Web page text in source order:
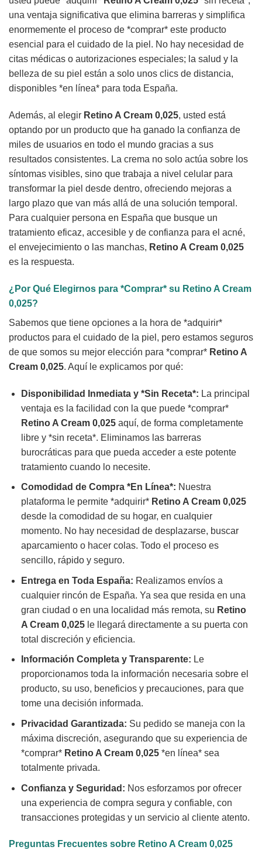
una ventaja significativa que elimina barreras y simplifica
enormemente el proceso de *comprar* este producto
esencial para el cuidado de la piel. No hay necesidad de
citas médicas o autorizaciones especiales; la salud y la
belleza de su piel están a solo unos clics de distancia,
disponibles *en línea* para toda España.
Además, al elegir Retino A Cream 0,025, usted está
optando por un producto que ha ganado la confianza de
miles de usuarios en todo el mundo gracias a sus
resultados consistentes. La crema no solo actúa sobre los
síntomas visibles, sino que trabaja a nivel celular para
transformar la piel desde dentro, ofreciendo mejoras a
largo plazo que van más allá de una solución temporal.
Para cualquier persona en España que busque un
tratamiento eficaz, accesible y de confianza para el acné,
el envejecimiento o las manchas, Retino A Cream 0,025
es la respuesta.
¿Por Qué Elegirnos para *Comprar* su Retino A Cream
0,025?
Sabemos que tiene opciones a la hora de *adquirir*
productos para el cuidado de la piel, pero estamos seguros
de que somos su mejor elección para *comprar* Retino A
Cream 0,025. Aquí le explicamos por qué:
Disponibilidad Inmediata y *Sin Receta*: La principal
ventaja es la facilidad con la que puede *comprar*
Retino A Cream 0,025aquí, de forma completamente
libre y *sin receta*. Eliminamos las barreras
burocráticas para que pueda acceder a este potente
tratamiento cuando lo necesite.
Comodidad de Compra *En Línea*: Nuestra
plataforma le permite *adquirir* Retino A Cream 0,025
desde la comodidad de su hogar, en cualquier
momento. No hay necesidad de desplazarse, buscar
aparcamiento o hacer colas. Todo el proceso es
sencillo, rápido y seguro.
Entrega en Toda España: Realizamos envíos a
cualquier rincón de España. Ya sea que resida en una
gran ciudad o en una localidad más remota, su Retino
A Cream 0,025le llegará directamente a su puerta con
total discreción y eficiencia.
Información Completa y Transparente: Le
proporcionamos toda la información necesaria sobre el
producto, su uso, beneficios y precauciones, para que
tome una decisión informada.
Privacidad Garantizada: Su pedido se maneja con la
máxima discreción, asegurando que su experiencia de
*comprar* Retino A Cream 0,025*en línea* sea
totalmente privada.
Confianza y Seguridad: Nos esforzamos por ofrecer
una experiencia de compra segura y confiable, con
transacciones protegidas y un servicio al cliente atento.
Preguntas Frecuentes sobre Retino A Cream 0,025